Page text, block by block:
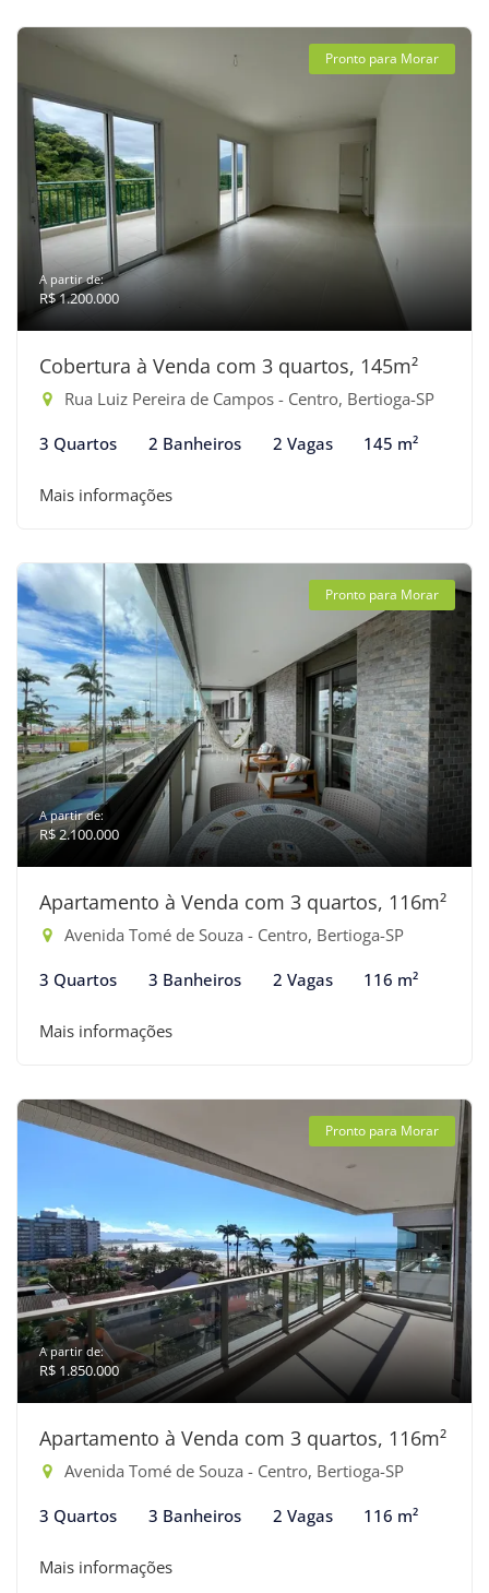
Pronto para Morar
A partir de:
R$ 1.200.000
Cobertura à Venda com 3 quartos, 145m²
Rua Luiz Pereira de Campos - Centro, Bertioga-SP
3 Quartos 2 Banheiros 2 Vagas 145 m²
Mais informações
Pronto para Morar
A partir de:
R$ 2.100.000
Apartamento à Venda com 3 quartos, 116m²
Avenida Tomé de Souza - Centro, Bertioga-SP
3 Quartos 3 Banheiros 2 Vagas 116 m²
Mais informações
Pronto para Morar
A partir de:
R$ 1.850.000
Apartamento à Venda com 3 quartos, 116m²
Avenida Tomé de Souza - Centro, Bertioga-SP
3 Quartos 3 Banheiros 2 Vagas 116 m²
Mais informações